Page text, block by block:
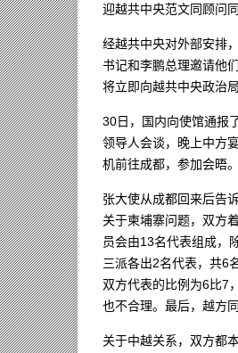
迎越共中央范文同顾问
经越共中央对外部安排
书记和李鹏总理邀请他
将立即向越共中央政治
30日，国内向使馆通报
领导人会谈，晚上中方
机前往成都，参加会晤。
张大使从成都回来后告
关于柬埔寨问题，双方
员会由13名代表组成，
三派各出2名代表，共6
双方代表的比例为6比7
也不合理。最后，越方
关于中越关系，双方都